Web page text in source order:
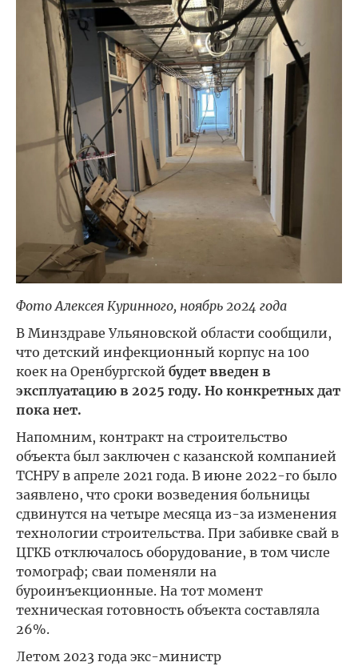
Фото Алексея Куринного, ноябрь 2024 года
В Минздраве Ульяновской области сообщили,
что детский инфекционный корпус на 100
коек на Оренбургской будет введен в
эксплуатацию в 2025 году. Но конкретных дат
пока нет.
Напомним, контракт на строительство
объекта был заключен с казанской компанией
ТСНРУ в апреле 2021 года. В июне 2022-го было
заявлено, что сроки возведения больницы
сдвинутся на четыре месяца из-за изменения
технологии строительства. При забивке свай в
ЦГКБ отключалось оборудование, в том числе
томограф; сваи поменяли на
буроинъекционные. На тот момент
техническая готовность объекта составляла
26%.
Летом 2023 года экс-министр